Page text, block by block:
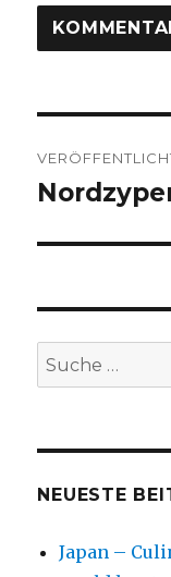
Suche
nach:
NEUESTE
Japan –